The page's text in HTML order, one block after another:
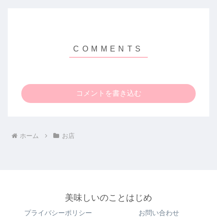
コメントを書き込む
ホーム お店
美味しいのことはじめ
プライバシーポリシー
お問い合わせ